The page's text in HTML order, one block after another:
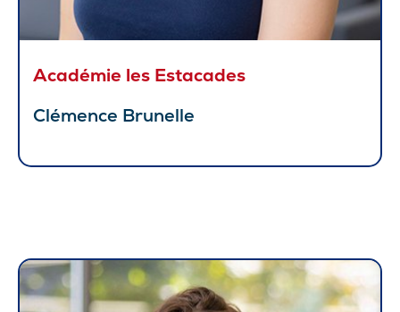
Académie les Estacades
Clémence Brunelle